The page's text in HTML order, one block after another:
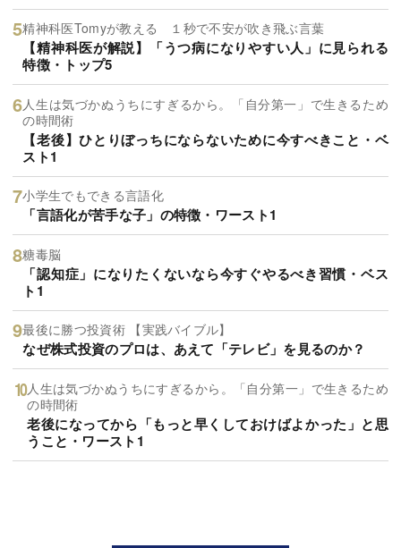
精神科医Tomyが教える １秒で不安が吹き飛ぶ言葉
【精神科医が解説】「うつ病になりやすい人」に見られる
特徴・トップ5
人生は気づかぬうちにすぎるから。「自分第一」で生きるため
の時間術
【老後】ひとりぼっちにならないために今すべきこと・ベ
スト1
小学生でもできる言語化
「言語化が苦手な子」の特徴・ワースト1
糖毒脳
「認知症」になりたくないなら今すぐやるべき習慣・ベス
ト1
最後に勝つ投資術 【実践バイブル】
なぜ株式投資のプロは、あえて「テレビ」を見るのか？
人生は気づかぬうちにすぎるから。「自分第一」で生きるため
の時間術
老後になってから「もっと早くしておけばよかった」と思
うこと・ワースト1